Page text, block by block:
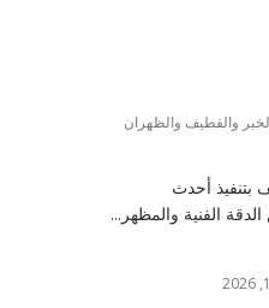
والقطيف والظهران
بتنفيذ أحدث
الفنية والمظهر...